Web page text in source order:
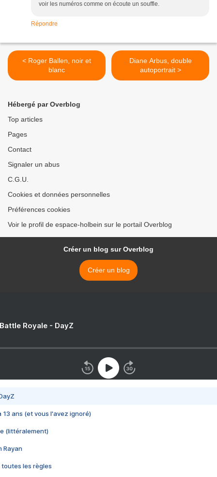
voir les numéros comme on écoute un souffle.
Répondre
< Roger Ballen, noir et
blanc
Diane Arbus, double
autoportrait >
Hébergé par Overblog
Top articles
Pages
Contact
Signaler un abus
C.G.U.
Cookies et données personnelles
Préférences cookies
Voir le profil de espace-holbein sur le portail Overblog
Créer un blog sur Overblog
Créer un blog
Royale - DayZ
13 ans (et vous l'avez ignoré)
(littéralement)
Rayan
toutes les règles